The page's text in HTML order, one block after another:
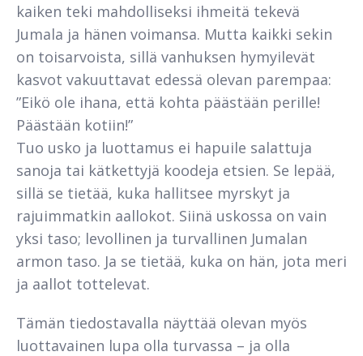
kaiken teki mahdolliseksi ihmeitä tekevä
Jumala ja hänen voimansa. Mutta kaikki sekin
on toisarvoista, sillä van­huksen hymyilevät
kasvot vakuuttavat edessä olevan parempaa:
”Eikö ole ihana, että kohta päästään perille!
Päästään kotiin!”
Tuo usko ja luottamus ei hapuile salattuja
sanoja tai kätketty­jä koodeja etsien. Se lepää,
sillä se tietää, kuka hallitsee myrskyt ja
rajuimmatkin aallokot. Siinä uskossa on vain
yksi taso; levolli­nen ja turvallinen Jumalan
armon taso. Ja se tietää, kuka on hän, jota meri
ja aallot tottelevat.
Tämän tiedostavalla näyttää olevan myös
luottavainen lupa olla turvassa – ja olla